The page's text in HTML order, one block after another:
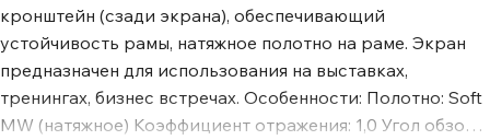
кронштейн (сзади экрана), обеспечивающий
устойчивость рамы, натяжное полотно на раме. Экран
предназначен для использования на выставках,
тренингах, бизнес встречах. Особенности: Полотно: Soft
MW (натяжное) Коэффициент отражения: 1,0 Угол обзора: